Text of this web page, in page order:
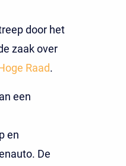
door het
zaak over
Raad.
een
en
De